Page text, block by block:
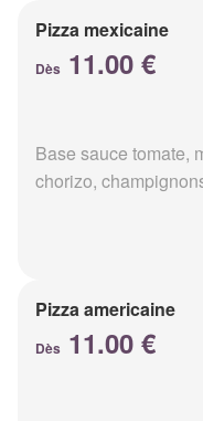
Pizza mexicaine
Dès 11.00 €
Base sauce tomate,
chorizo,
Pizza americaine
Dès 11.00 €